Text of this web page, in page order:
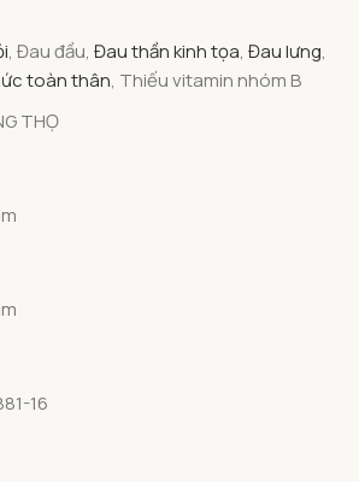
, Đau đầu, Đau thần kinh tọa, Đau lưng,
toàn thân, Thiếu vitamin nhóm B
THỌ
16